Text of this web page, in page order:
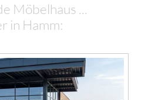
Möbelhaus ...
in Hamm: